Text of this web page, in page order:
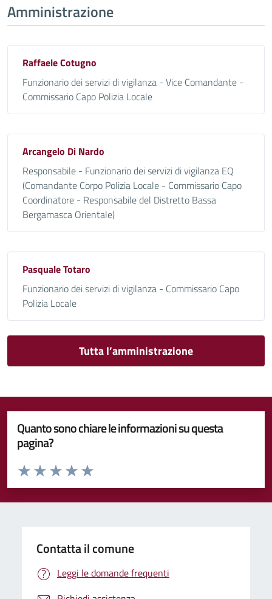
Amministrazione
Raffaele Cotugno
Funzionario dei servizi di vigilanza - Vice Comandante -
Commissario Capo Polizia Locale
Arcangelo Di Nardo
Responsabile - Funzionario dei servizi di vigilanza EQ
(Comandante Corpo Polizia Locale - Commissario Capo
Coordinatore - Responsabile del Distretto Bassa
Bergamasca Orientale)
Pasquale Totaro
Funzionario dei servizi di vigilanza - Commissario Capo
Polizia Locale
Tutta l’amministrazione
Quanto sono chiare le informazioni su questa
pagina?
Valuta da 1 a 5 stelle la pagina
Valuta 5 stelle su 5
Valuta 4 stelle su 5
Valuta 3 stelle su 5
Valuta 2 stelle su 5
Valuta 1 stelle su 5
Contatta il comune
Leggi le domande frequenti